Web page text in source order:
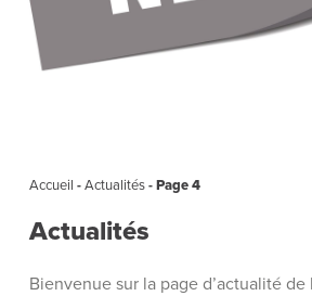
Accueil -Actualités-Page 4
Actualités
Bienvenue sur la page d’actualité